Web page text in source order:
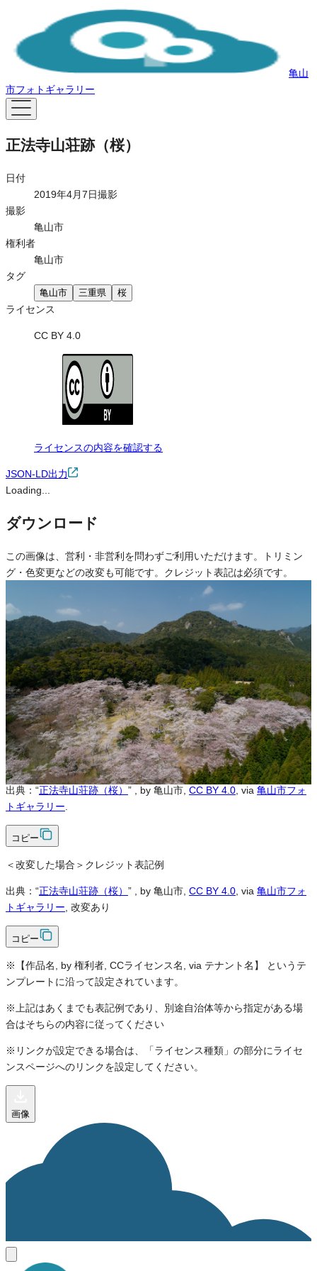
亀山
市フォトギャラリー
正法寺山荘跡（桜）
日付
2019年4月7日撮影
撮影
亀山市
権利者
亀山市
タグ
亀山市 三重県 桜
ライセンス
CC BY 4.0
ライセンスの内容を確認する
JSON-LD出力
Loading...
ダウンロード
この画像は、営利・非営利を問わずご利用いただけます。トリミン
グ・色変更などの改変も可能です。クレジット表記は必須です。
営利利用
可
改変
可
クレジット表記
必須
クレジット表記例
出典：“正法寺山荘跡（桜） ” , by 亀山市, CC BY 4.0 , via 亀山市フォ
トギャラリー
コピー
＜改変した場合＞クレジット表記例
出典：“正法寺山荘跡（桜） ” , by 亀山市, CC BY 4.0 , via 亀山市フォ
トギャラリー , 改変あり
コピー
※【作品名, by 権利者, CCライセンス名, via テナント名】 というテ
ンプレートに沿って設定されています。
※上記はあくまでも表記例であり、別途自治体等から指定がある場
合はそちらの内容に従ってください
※リンクが設定できる場合は、「ライセンス種類」の部分にライセ
ンスページへのリンクを設定してください。
画像